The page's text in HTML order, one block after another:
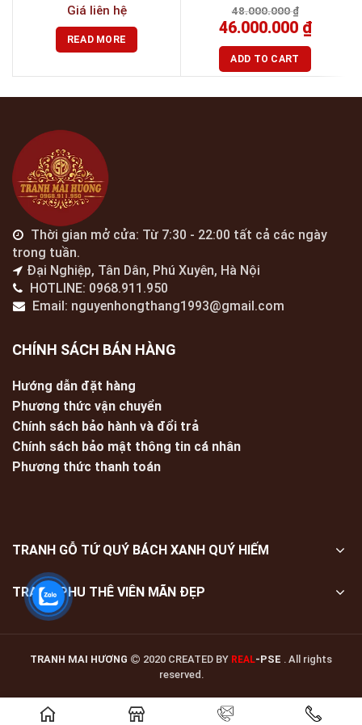
Giá liên hệ
READ MORE
48.000.000₫
46.000.000 ₫
ADD TO CART
Thời gian mở cửa: Từ 7:30 - 22:00 tất cả các ngày
trong tuần.
Đại Nghiệp, Tân Dân, Phú Xuyên, Hà Nội
HOTLINE: 0968.911.950
Email: nguyenhongthang1993@gmail.com
CHÍNH SÁCH BÁN HÀNG
Hướng dẫn đặt hàng
Phương thức vận chuyển
Chính sách bảo hành và đổi trả
Chính sách bảo mật thông tin cá nhân
Phương thức thanh toán
TRANH GỖ TỨ QUÝ BÁCH XANH QUÝ HIẾM
TRANH PHU THÊ VIÊN MÃN ĐẸP
TRANH MAI HƯƠNG 2020 CREATED BY REAL-PSE . All rights
reserved.